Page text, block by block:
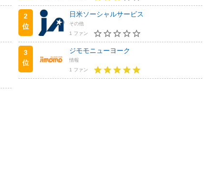
2
位
日米ソーシャルサービス
その他
1 ファン
3
位
ジモモニューヨーク
情報
1 ファン